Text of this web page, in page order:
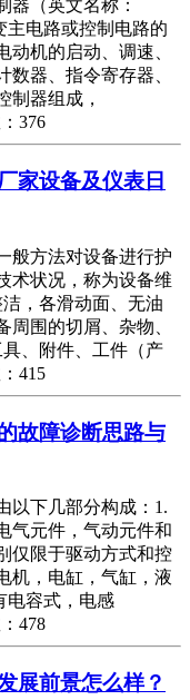
（英文名称：
主电路或控制电路的
机的启动、调速、
器、指令寄存器、
制器组成，
376
家设备及仪表日
般方法对设备进行护
术状况，称为设备维
，各滑动面、无油
围的切屑、杂物、
、附件、工件（产
415
故障诊断思路与
以下几部分构成：1.
气元件，气动元件和
仅限于驱动方式和控
机，电缸，气缸，液
电容式，电感
478
展前景怎么样？